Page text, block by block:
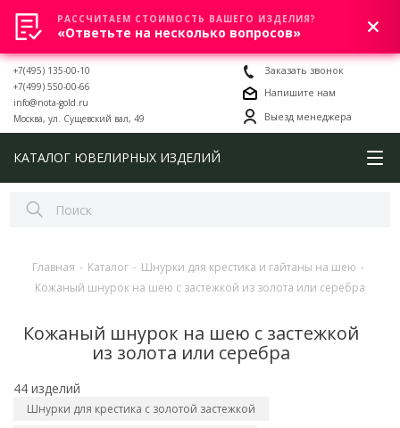
0
+7(495) 135-00-10
+7(499) 550-00-66
info@nota-gold.ru
Москва, ул. Сущевский вал, 49
Заказать звонок
Напишите нам
Выезд менеджера
КАТАЛОГ ЮВЕЛИРНЫХ ИЗДЕЛИЙ
Главная - Каталог - Шнурки для крестика и гайтаны на шею -
Кожаный шнурок на шею с застежкой из золота или серебра
Кожаный шнурок на шею с застежкой
из золота или серебра
44 изделий
Шнурки для крестика с золотой застежкой
РАССЧИТАЕМ СТОИМОСТЬ ВАШЕГО ИЗДЕЛИЯ?
«Ответьте на несколько вопросов»